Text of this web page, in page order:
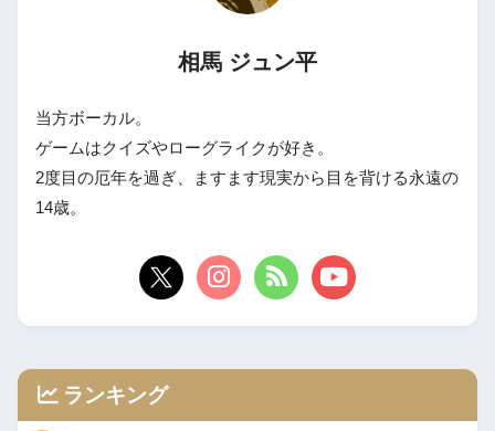
相馬 ジュン平
当方ボーカル。
ゲームはクイズやローグライクが好き。
2度目の厄年を過ぎ、ますます現実から目を背ける永遠の
14歳。
ランキング